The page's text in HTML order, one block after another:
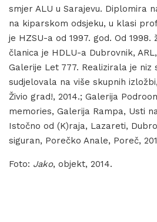
smjer ALU u Sarajevu. Diplomira
na kiparskom odsjeku, u klasi
je HZSU-a od 1997. god. Od 1998.
članica je HDLU-a Dubrovnik,
Galerije Let 777. Realizirala je niz
sudjelovala na više skupnih
Živio grad!, 2014.; Galerija
memories, Galerija Rampa, Usti
Istočno od (K)raja, Lazareti,
siguran, Porečko Anale, Poreč,
Foto: Jako, objekt, 2014.